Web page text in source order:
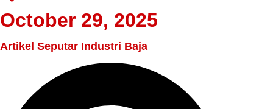
October 29, 2025
Artikel Seputar Industri Baja